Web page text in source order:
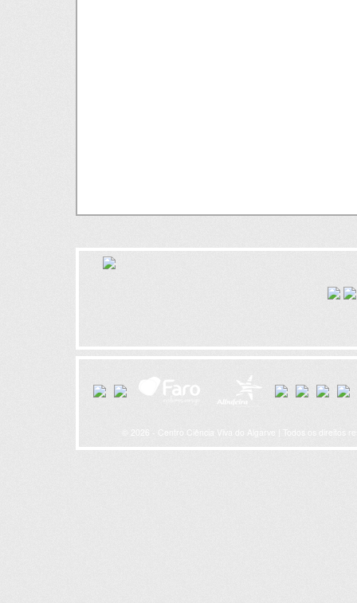
© 2026 - Centro Ciência Viva do Algarve | Todos os direitos